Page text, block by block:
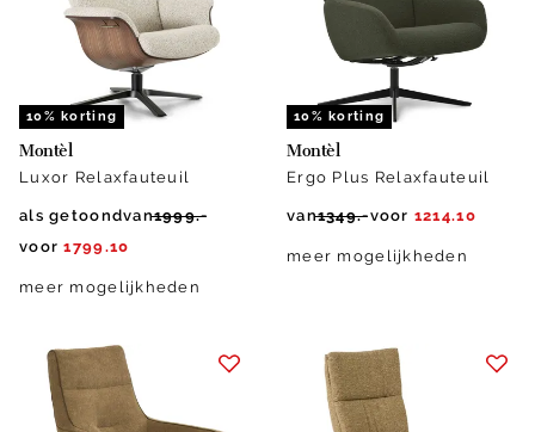
10% korting
Montèl
Luxor Relaxfauteuil
als getoondvan1999.-
voor 1799.10
meer mogelijkheden
10% korting
Montèl
Ergo Plus Relaxfauteuil
van1349.-voor 1214.10
meer mogelijkheden